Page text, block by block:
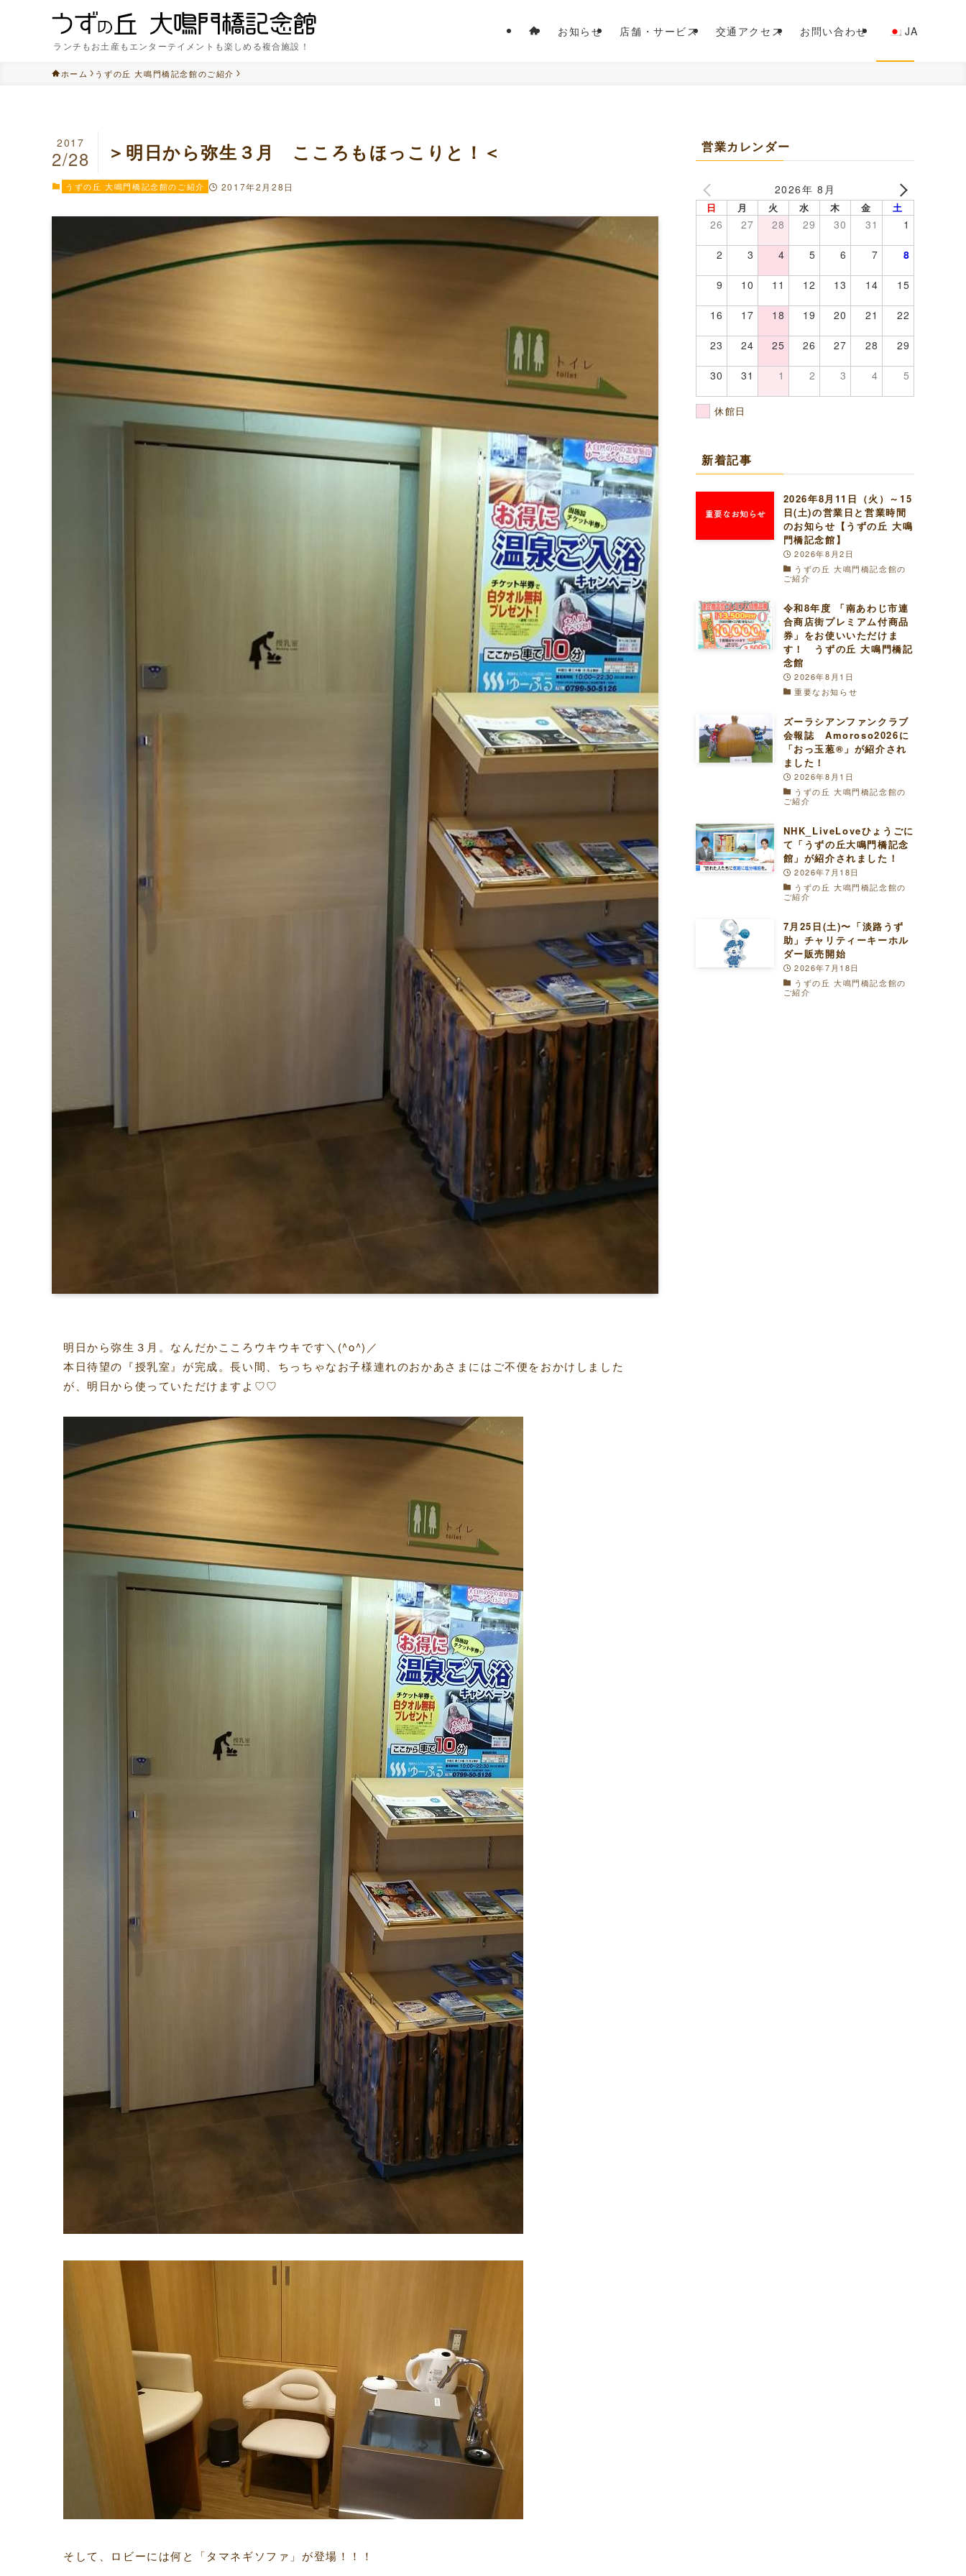
ランチもお土産もエンターテイメントも楽しめる複合施設！
お知らせ 店舗・サービス 交通アクセス お問い合わせ JA
ホーム うずの丘 大鳴門橋記念館のご紹介
＞明日から弥生３月 こころもほっこりと！＜
2017
2/28
うずの丘 大鳴門橋記念館のご紹介 2017年2月28日
明日から弥生３月。なんだかこころウキウキです＼(^o^)／
本日待望の『授乳室』が完成。長い間、ちっちゃなお子様連れのおかあさまにはご不便をおかけしました
が、明日から使っていただけますよ♡♡
そして、ロビーには何と「タマネギソファ」が登場！！！
営業カレンダー
2026年 8月
日 月 火 水 木 金 土
26 27 28 29 30 31 1
2 3 4 5 6 7 8
9 10 11 12 13 14 15
16 17 18 19 20 21 22
23 24 25 26 27 28 29
30 31 1 2 3 4 5
休館日
新着記事
2026年8月11日（火）～15
日(土)の営業日と営業時間
のお知らせ【うずの丘 大鳴
門橋記念館】
2026年8月2日
うずの丘 大鳴門橋記念館の
ご紹介
令和8年度 「南あわじ市連
合商店街プレミアム付商品
券」をお使いいただけま
す！ うずの丘 大鳴門橋記
念館
2026年8月1日
重要なお知らせ
ズーラシアンファンクラブ
会報誌 Amoroso2026に
「おっ玉葱®︎」が紹介され
ました！
2026年8月1日
うずの丘 大鳴門橋記念館の
ご紹介
NHK_LiveLoveひょうごに
て「うずの丘大鳴門橋記念
館」が紹介されました！
2026年7月18日
うずの丘 大鳴門橋記念館の
ご紹介
7月25日(土)〜「淡路うず
助」チャリティーキーホル
ダー販売開始
2026年7月18日
うずの丘 大鳴門橋記念館の
ご紹介